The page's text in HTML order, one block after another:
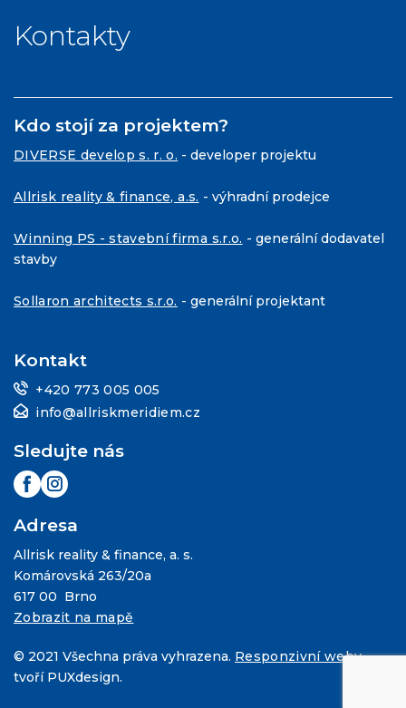
Kontakty
Kdo stojí za projektem?
DIVERSE develop s. r. o. - developer projektu
Allrisk reality & finance, a.s. - výhradní prodejce
Winning PS - stavební firma s.r.o. - generální dodavatel
stavby
Sollaron architects s.r.o. - generální projektant
Kontakt
+420 773 005 005
info@allriskmeridiem.cz
Sledujte nás
Adresa
Allrisk reality & finance, a. s.
Komárovská 263/20a
617 00 Brno
Zobrazit na mapě
© 2021 Všechna práva vyhrazena. Responzivní weby
tvoří PUXdesign.